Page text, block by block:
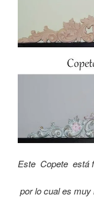
Este Copete está
por lo cual es